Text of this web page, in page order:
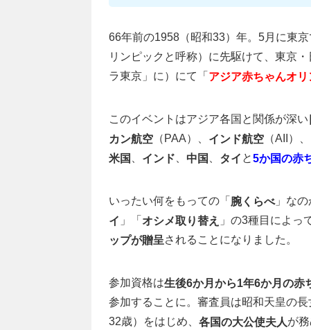
66年前の1958（昭和33）年。5月に東
リンピックと呼称）に先駆けて、東京
ラ東京」に）にて「 アジア赤ちゃんオリ
このイベントはアジア各国と関係が深い
カン航空 （PAA）、 インド航空 （AII）、
米国
インド 中国 タイ と5か国の赤
いったい何をもっての「 腕くらべ」なの
イ 」「 オシメ取り替え 」の3種目によっ
ップが贈呈されることになりました。
参加資格は生後6か月から1年6か月の赤
参加することに。審査員は昭和天皇の長
32歳）をはじめ、 各国の大公使夫人が